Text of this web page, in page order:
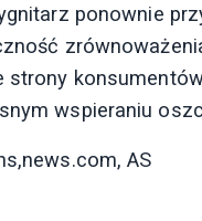
ponownie
strony
wspieraniu
AS